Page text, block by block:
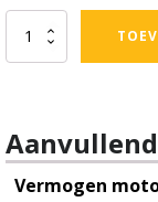
400V
kW
-
start/stop
Vermogen